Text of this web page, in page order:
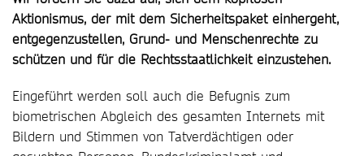
Aktionismus, der mit dem Sicherheitspaket einhergeht,
entgegenzustellen, Grund- und Menschenrechte zu
schützen und für die Rechtsstaatlichkeit einzustehen.
Eingeführt werden soll auch die Befugnis zum
biometrischen Abgleich des gesamten Internets mit
Bildern und Stimmen von Tatverdächtigen oder